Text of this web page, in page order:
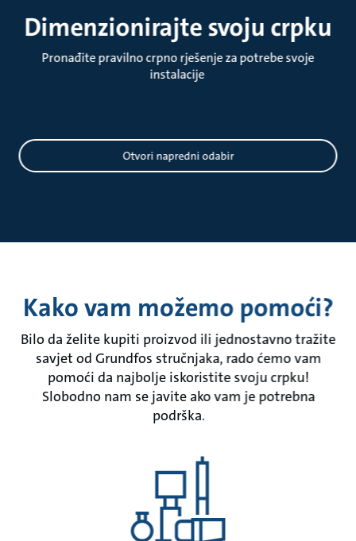
Dimenzionirajte svoju crpku
Pronađite pravilno crpno rješenje za potrebe svoje
instalacije
Otvori napredni odabir
Kako vam možemo pomoći?
Bilo da želite kupiti proizvod ili jednostavno tražite
savjet od Grundfos stručnjaka, rado ćemo vam
pomoći da najbolje iskoristite svoju crpku!
Slobodno nam se javite ako vam je potrebna
podrška.